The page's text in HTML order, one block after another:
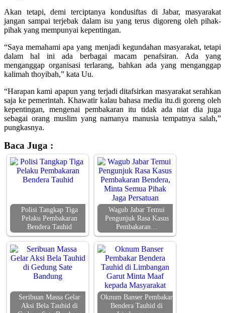
Akan tetapi, demi terciptanya kondusiftas di Jabar, masyarakat
jangan sampai terjebak dalam isu yang terus digoreng oleh pihak-
pihak yang mempunyai kepentingan.
“Saya memahami apa yang menjadi kegundahan masyarakat, tetapi
dalam hal ini ada berbagai macam penafsiran. Ada yang
menganggap organisasi terlarang, bahkan ada yang menganggap
kalimah thoyibah,” kata Uu.
“Harapan kami apapun yang terjadi ditafsirkan masyarakat serahkan
saja ke pemerintah. Khawatir kalau bahasa media itu.di goreng oleh
kepentingan, mengenai pembakaran itu tidak ada niat dia juga
sebagai orang muslim yang namanya manusia tempatnya salah,”
pungkasnya.
Baca Juga :
Polisi Tangkap Tiga
Pelaku Pembakaran
Bendera Tauhid
Wagub Jabar Temui
Pengunjuk Rasa Kasus
Pembakaran…
Seribuan Massa Gelar
Aksi Bela Tauhid di
Oknum Banser Pembakar
Bendera Tauhid di